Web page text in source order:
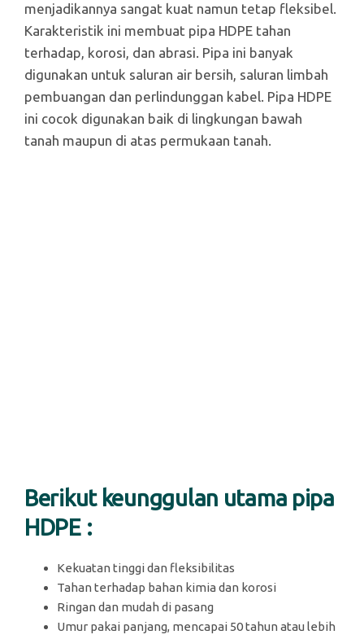
menjadikannya sangat kuat namun tetap fleksibel.
Karakteristik ini membuat pipa HDPE tahan
terhadap, korosi, dan abrasi. Pipa ini banyak
digunakan untuk saluran air bersih, saluran limbah
pembuangan dan perlindunggan kabel. Pipa HDPE
ini cocok digunakan baik di lingkungan bawah
tanah maupun di atas permukaan tanah.
Berikut keunggulan utama pipa
HDPE :
Kekuatan tinggi dan fleksibilitas
Tahan terhadap bahan kimia dan korosi
Ringan dan mudah di pasang
Umur pakai panjang, mencapai 50 tahun atau lebih